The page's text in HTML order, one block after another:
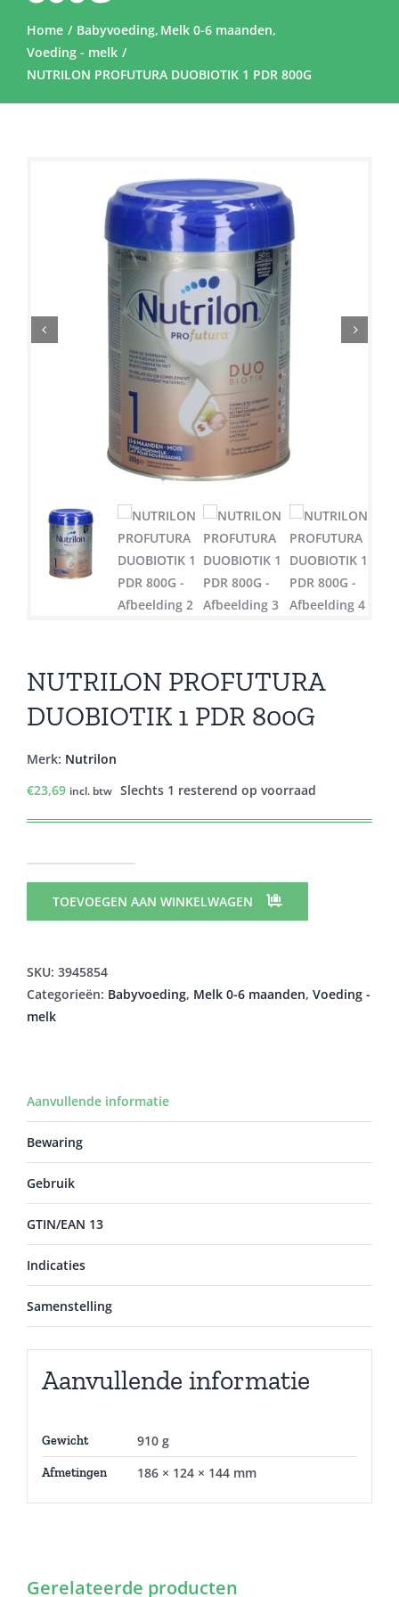
Home Babyvoeding Melk 0-6 maanden
Voeding - melk
NUTRILON PROFUTURA DUOBIOTIK 1 PDR 800G
NUTRILON PROFUTURA
DUOBIOTIK 1 PDR 800G
Merk: Nutrilon
€23,69 incl. btw Slechts 1 resterend op voorraad
PROFUTURA
DUOBIOTIK
TOEVOEGEN AAN WINKELWAGEN
SKU: 3945854
Categorieën: Babyvoeding, Melk 0-6 maanden, Voeding -
melk
Aanvullende informatie
Bewaring
Gebruik
GTIN/EAN 13
Indicaties
Samenstelling
Aanvullende informatie
Gewicht 910 g
Afmetingen 186 × 124 × 144 mm
Gerelateerde producten